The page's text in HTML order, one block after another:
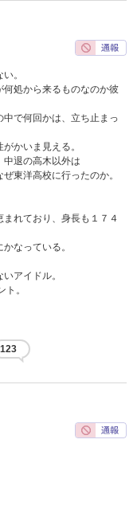
。
処から来るものなのか彼
で何回かは、立ち止まっ
かいま見える。
中退の高木以外は
東洋高校に行ったのか。
れており、身長も１７４
なっている。
アイドル。
。
123